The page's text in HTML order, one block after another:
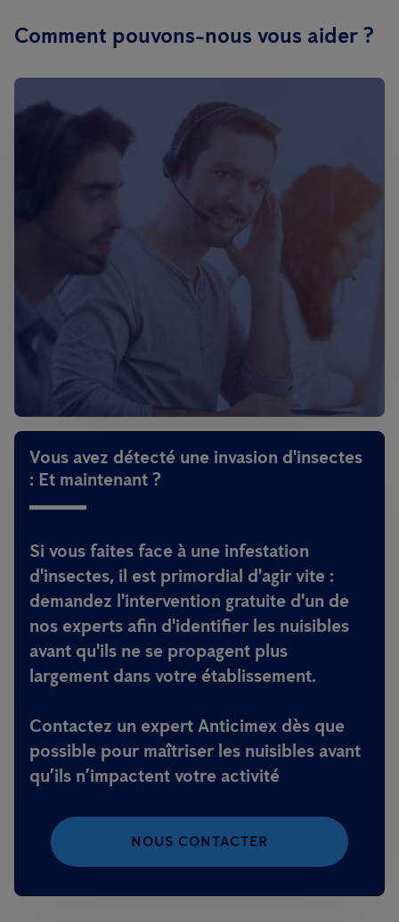
Comment pouvons-nous vous aider ?
Vous avez détecté une invasion d'insectes
: Et maintenant ?
Si vous faites face à une infestation
d'insectes, il est primordial d'agir vite :
demandez l'intervention gratuite d'un de
nos experts afin d'identifier les nuisibles
avant qu'ils ne se propagent plus
largement dans votre établissement.
Contactez un expert Anticimex dès que
possible pour maîtriser les nuisibles avant
qu’ils n’impactent votre activité
NOUS CONTACTER